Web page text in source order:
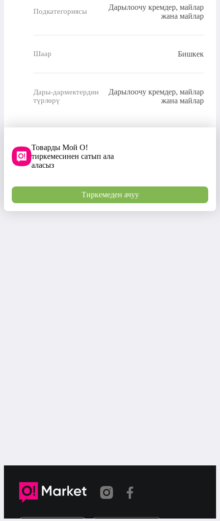
Подкатегориясы
Дарылоочу кремдер, майлар
жана майлар
Шаар Бишкек
Дары-дармектердин
түрлөрү
Дарылоочу кремдер, майлар
жана майлар
Товарды Мой О!
тиркемесинен сатып ала
аласыз
Тиркемеден ачуу